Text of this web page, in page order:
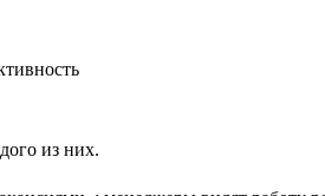
из них.